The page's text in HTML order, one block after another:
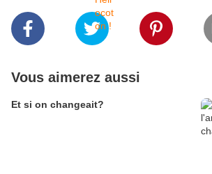
Vous aimerez aussi
Et si on changeait?